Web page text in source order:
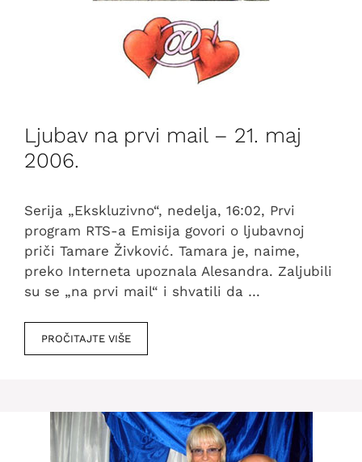
Ljubav na prvi mail – 21. maj
2006.
Serija „Ekskluzivno“, nedelja, 16:02, Prvi
program RTS-a Emisija govori o ljubavnoj
priči Tamare Živković. Tamara je, naime,
preko Interneta upoznala Alesandra. Zaljubili
su se „na prvi mail“ i shvatili da …
PROČITAJTE VIŠE